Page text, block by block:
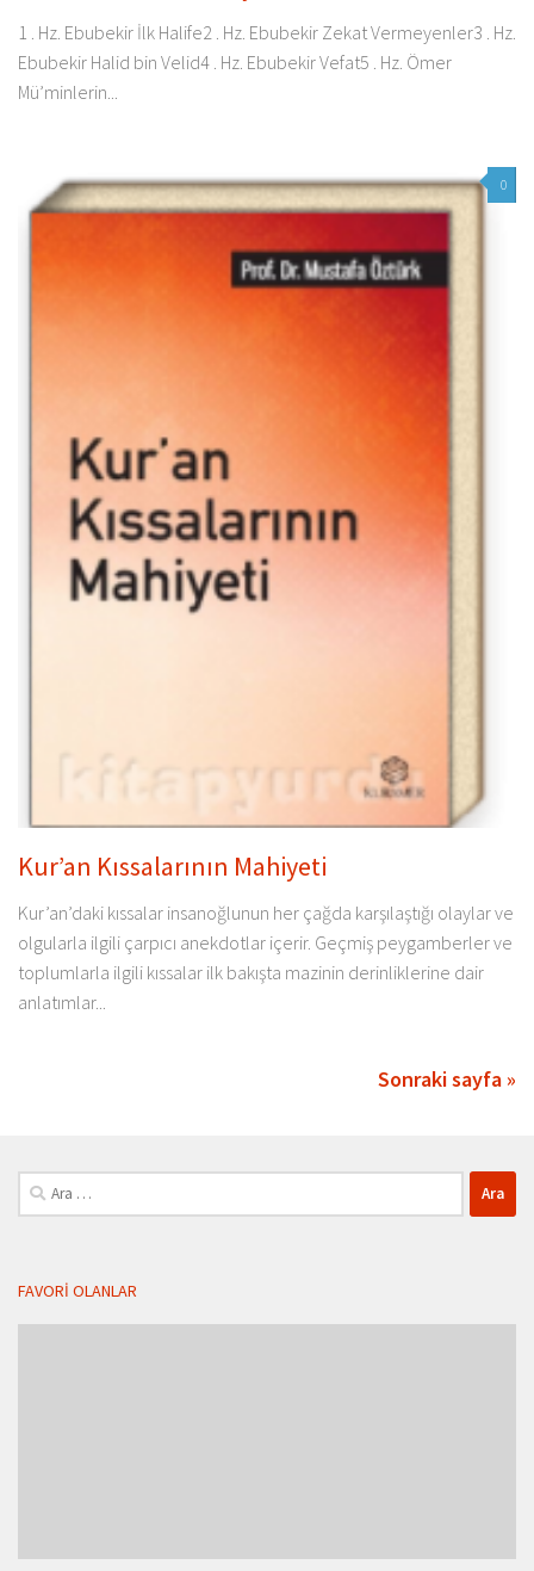
1 . Hz. Ebubekir İlk Halife2 . Hz. Ebubekir Zekat Vermeyenler3 . Hz.
Ebubekir Halid bin Velid4 . Hz. Ebubekir Vefat5 . Hz. Ömer
Mü’minlerin...
0
Kur’an Kıssalarının Mahiyeti
Kur’an’daki kıssalar insanoğlunun her çağda karşılaştığı olaylar ve
olgularla ilgili çarpıcı anekdotlar içerir. Geçmiş peygamberler ve
toplumlarla ilgili kıssalar ilk bakışta mazinin derinliklerine dair
anlatımlar...
Sonraki sayfa »
Arama:
FAVORI OLANLAR